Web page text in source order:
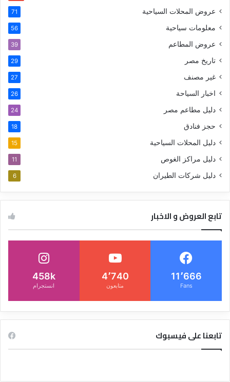
عروض المحلات السياحية 71
معلومات سياحية 56
عروض المطاعم 39
تاريخ مصر 29
غير مصنف 27
اخبار السياحة 26
دليل مطاعم مصر 24
حجز فنادق 18
دليل المحلات السياحية 15
دليل مراكز الغوص 11
دليل شركات الطيران 6
تابع العروض و الاخبار
11٬666
Fans
4٬740
متابعون
458k
انستجرام
تابعنا على فيسبوك